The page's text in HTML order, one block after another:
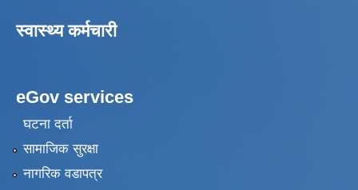
स्वास्थ्य कर्मचारी
eGov services
घटना दर्ता
सामाजिक सुरक्षा
नागरिक वडापत्र